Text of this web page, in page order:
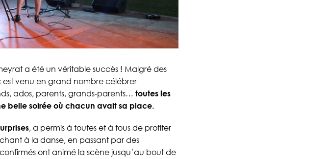
a été un véritable succès ! Malgré des
venu en grand nombre célébrer
ados, parents, grands‑parents… toutes les
belle soirée où chacun avait sa place.
, a permis à toutes et à tous de profiter
à la danse, en passant par des
ont animé la scène jusqu’au bout de